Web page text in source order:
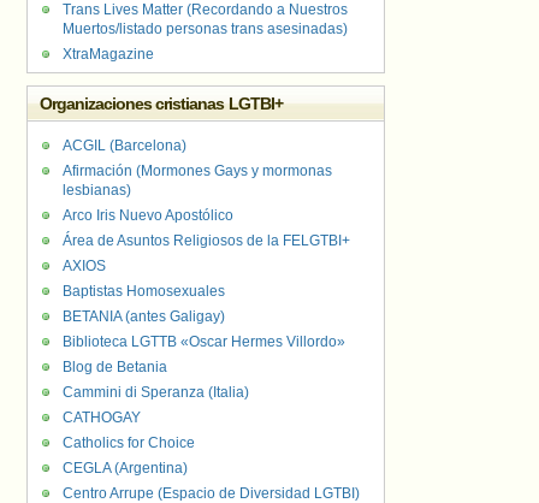
Trans Lives Matter (Recordando a Nuestros
Muertos/listado personas trans asesinadas)
XtraMagazine
Organizaciones cristianas LGTBI+
ACGIL (Barcelona)
Afirmación (Mormones Gays y mormonas
lesbianas)
Arco Iris Nuevo Apostólico
Área de Asuntos Religiosos de la FELGTBI+
AXIOS
Baptistas Homosexuales
BETANIA (antes Galigay)
Biblioteca LGTTB «Oscar Hermes Villordo»
Blog de Betania
Cammini di Speranza (Italia)
CATHOGAY
Catholics for Choice
CEGLA (Argentina)
Centro Arrupe (Espacio de Diversidad LGTBI)